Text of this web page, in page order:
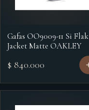
Gafas OO9009-11 Si Flak
Jacket Matte OAKLEY
$ 840.000